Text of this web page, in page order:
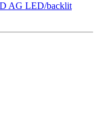
AG LED/backlit